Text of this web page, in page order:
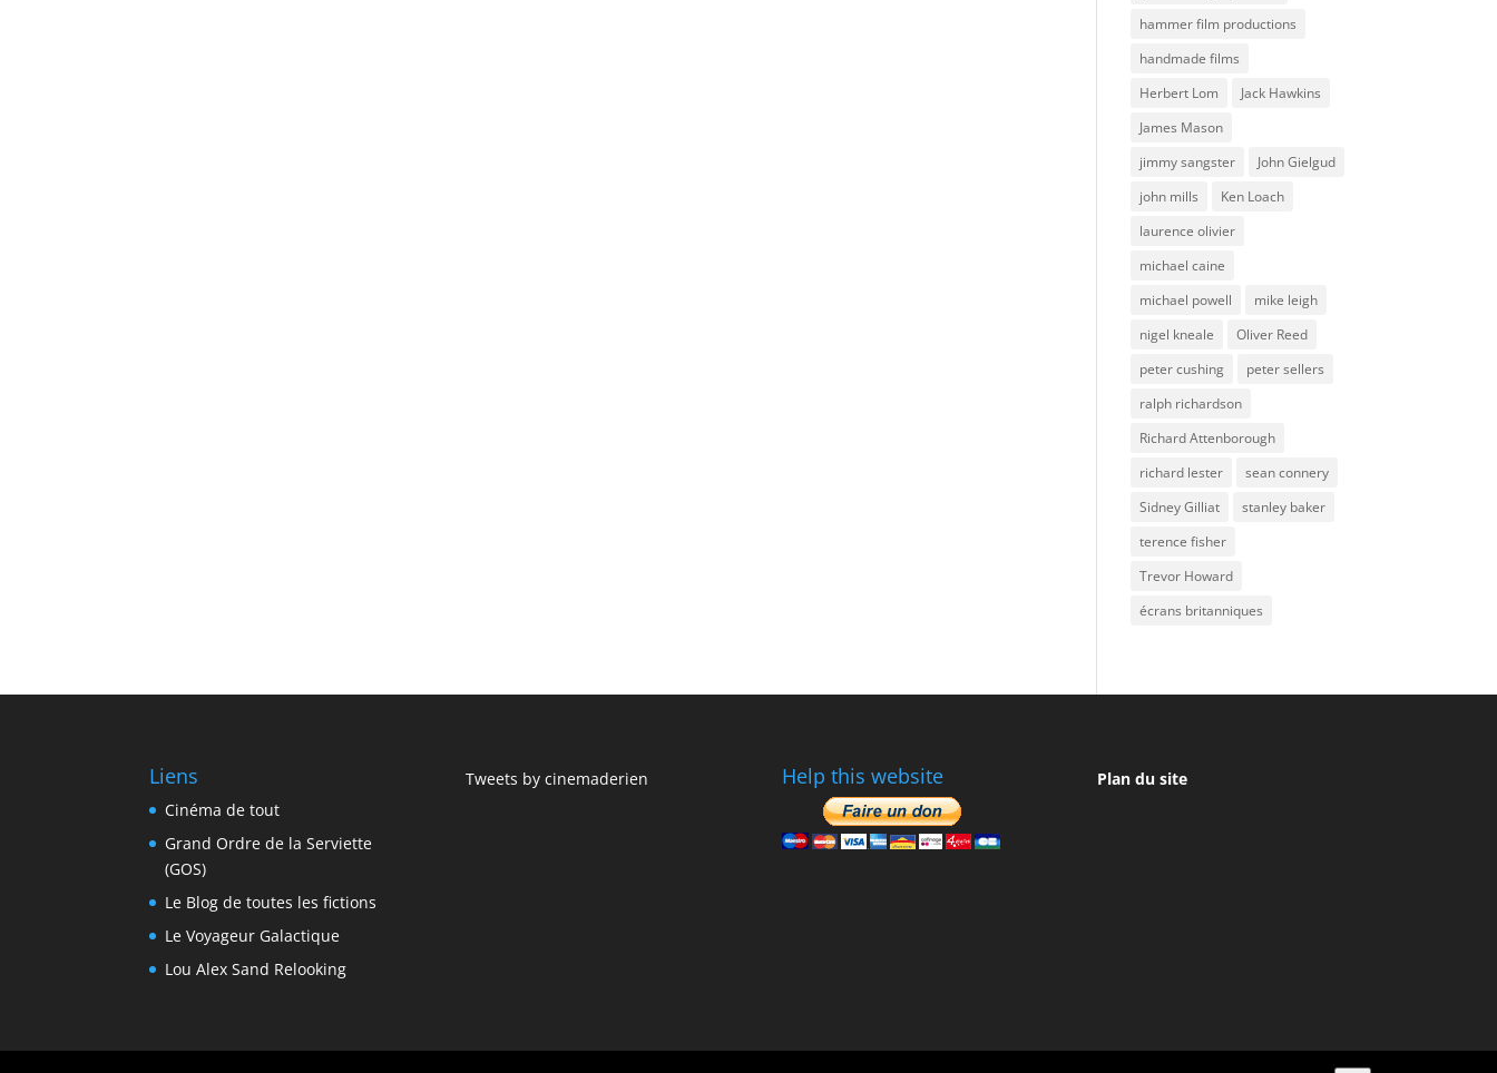
hammer film productions
handmade films
Herbert Lom
Jack Hawkins
James Mason
jimmy sangster
John Gielgud
john mills
Ken Loach
laurence olivier
michael caine
michael powell
mike leigh
nigel kneale
Oliver Reed
peter cushing
peter sellers
ralph richardson
Richard Attenborough
richard lester
sean connery
Sidney Gilliat
stanley baker
terence fisher
Trevor Howard
écrans britanniques
Liens
Cinéma de tout
Grand Ordre de la Serviette
(GOS)
Le Blog de toutes les fictions
Le Voyageur Galactique
Lou Alex Sand Relooking
Tweets by cinemaderien Help this website Plan du site